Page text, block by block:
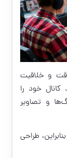
و خلاقیت
خود را
و تصاویر
طراحی